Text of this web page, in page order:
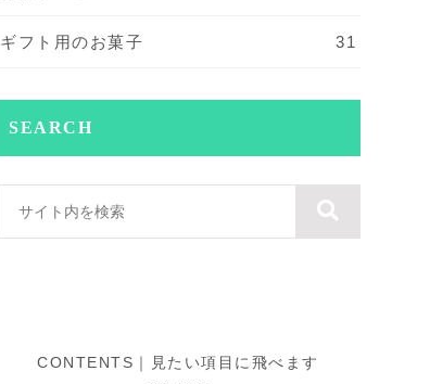
ギフト用のお菓子 31
SEARCH
CONTENTS｜見たい項目に飛べます